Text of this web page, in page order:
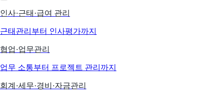
인사·근태·급여 관리
근태관리부터 인사평가까지
협업·업무관리
업무 소통부터 프로젝트 관리까지
회계·세무·경비·자금관리